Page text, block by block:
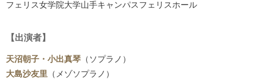
フェリス女学院大学山手キャンパスフェリスホール
【出演者】
天沼朝子・小出真琴 （ソプラノ）
大島沙友里 （メゾソプラノ）